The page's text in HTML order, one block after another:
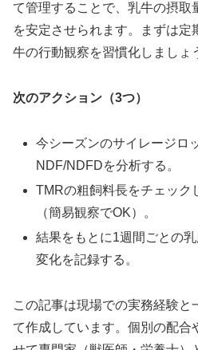
て管理することで、乳牛の摂取
を安定させられます。まずは
牛の行動観察を習慣化しましょ
次のアクション（3つ）
今シーズンのサイレージロ
NDF/NDFDを分析する。
TMRの粗飼料長をチェック
（簡易観察でOK）。
結果をもとに1週間ごとの
変化を記録する。
この記事は現場での実務経験と
て作成しています。個別の配合